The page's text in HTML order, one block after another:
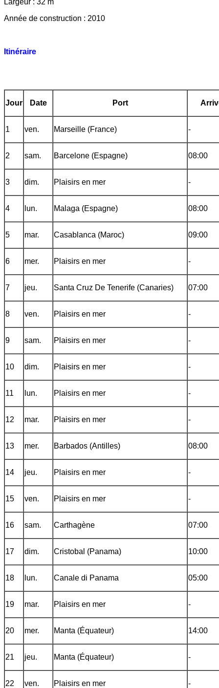
Année de construction : 2010
Itinéraire
Jour Date Port
1 ven. Marseille (France) -
2 sam. Barcelone (Espagne) 08:00
3 dim. Plaisirs en mer -
4 lun. Malaga (Espagne) 08:00
5 mar. Casablanca (Maroc) 09:00
6 mer. Plaisirs en mer -
7 jeu. Santa Cruz De Tenerife (Canaries) 07:00
8 ven. Plaisirs en mer -
9 sam. Plaisirs en mer -
10 dim. Plaisirs en mer -
11 lun. Plaisirs en mer -
12 mar. Plaisirs en mer -
13 mer. Barbados (Antilles) 08:00
14 jeu. Plaisirs en mer -
15 ven. Plaisirs en mer -
16 sam. Carthagène 07:00
17 dim. Cristobal (Panama) 10:00
18 lun. Canale di Panama 05:00
19 mar. Plaisirs en mer -
20 mer. Manta (Équateur) 14:00
21 jeu. Manta (Équateur) -
22 ven. Plaisirs en mer -